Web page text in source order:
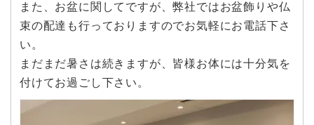
また、お盆に関してですが、弊社ではお盆飾りや仏
束の配達も行っておりますのでお気軽にお電話下さ
い。
まだまだ暑さは続きますが、皆様お体には十分気を
付けてお過ごし下さい。